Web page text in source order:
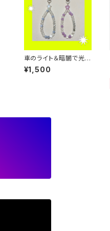
車のライト＆暗闇で光
る！！蓄光＋反射糸を使
ったキーホルダー
¥1,500